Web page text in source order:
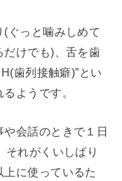
(ぐっと噛みしめて
だけでも)、舌を歯
歯列接触癖)”とい
ようです。
会話のときで１日
それがくいしばり
に使っているた